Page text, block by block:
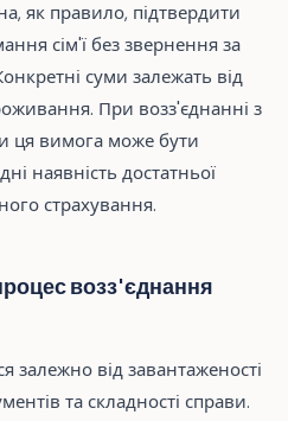
як правило, підтвердити
сім'ї без звернення за
суми залежать від
При возз'єднанні з
ця вимога може бути
наявність достатньої
страхування.
возз'єднання
залежно від завантаженості
та складності справи.